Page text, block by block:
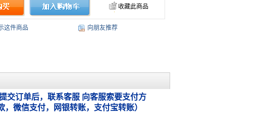
收藏此商品
这件商品 向朋友推荐
交订单后，联系客服 向客服索要支付方
微信支付，网银转账，支付宝转账）